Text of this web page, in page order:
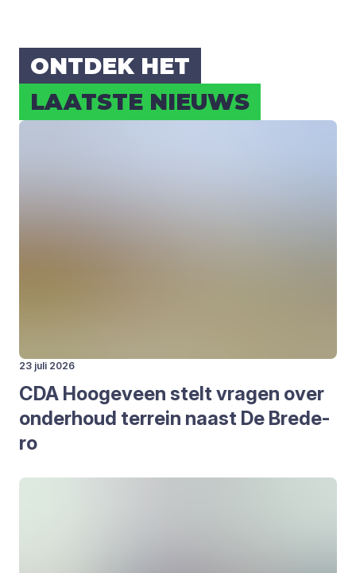
ONT­DEK HET
LAAT­STE NIEUWS
23 juli 2026
CDA Hoo­ge­veen stelt vra­gen over
onder­houd ter­rein naast De Bre­de­
ro